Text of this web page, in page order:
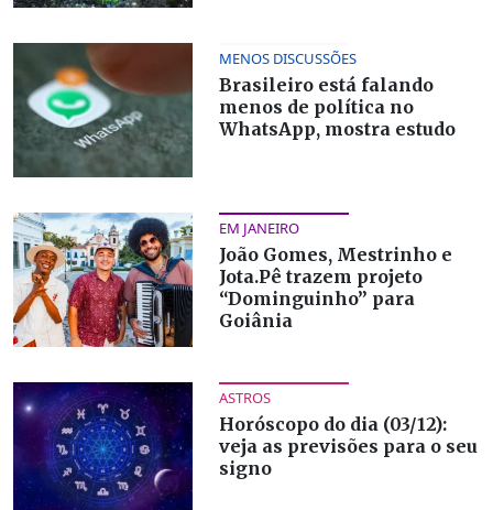
MENOS DISCUSSÕES
Brasileiro está falando
menos de política no
WhatsApp, mostra estudo
EM JANEIRO
João Gomes, Mestrinho e
Jota.Pê trazem projeto
“Dominguinho” para
Goiânia
ASTROS
Horóscopo do dia (03/12):
veja as previsões para o seu
signo